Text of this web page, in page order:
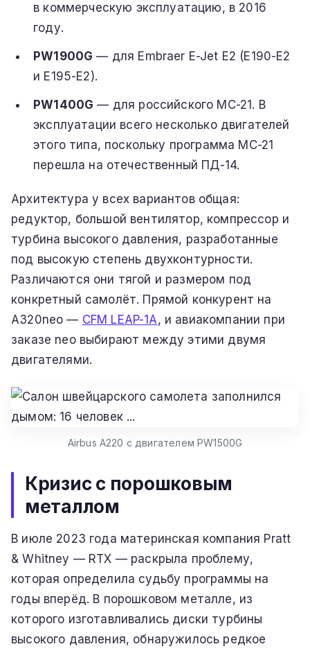
в коммерческую эксплуатацию, в 2016
году.
PW1900G — для Embraer E-Jet E2 (E190-E2
и E195-E2).
PW1400G — для российского МС-21. В
эксплуатации всего несколько двигателей
этого типа, поскольку программа МС-21
перешла на отечественный ПД-14.
Архитектура у всех вариантов общая:
редуктор, большой вентилятор, компрессор и
турбина высокого давления, разработанные
под высокую степень двухконтурности.
Различаются они тягой и размером под
конкретный самолёт. Прямой конкурент на
A320neo — CFM LEAP-1A, и авиакомпании при
заказе neo выбирают между этими двумя
двигателями.
Airbus A220 с двигателем PW1500G
Кризис с порошковым
металлом
В июле 2023 года материнская компания Pratt
& Whitney — RTX — раскрыла проблему,
которая определила судьбу программы на
годы вперёд. В порошковом металле, из
которого изготавливались диски турбины
высокого давления, обнаружилось редкое